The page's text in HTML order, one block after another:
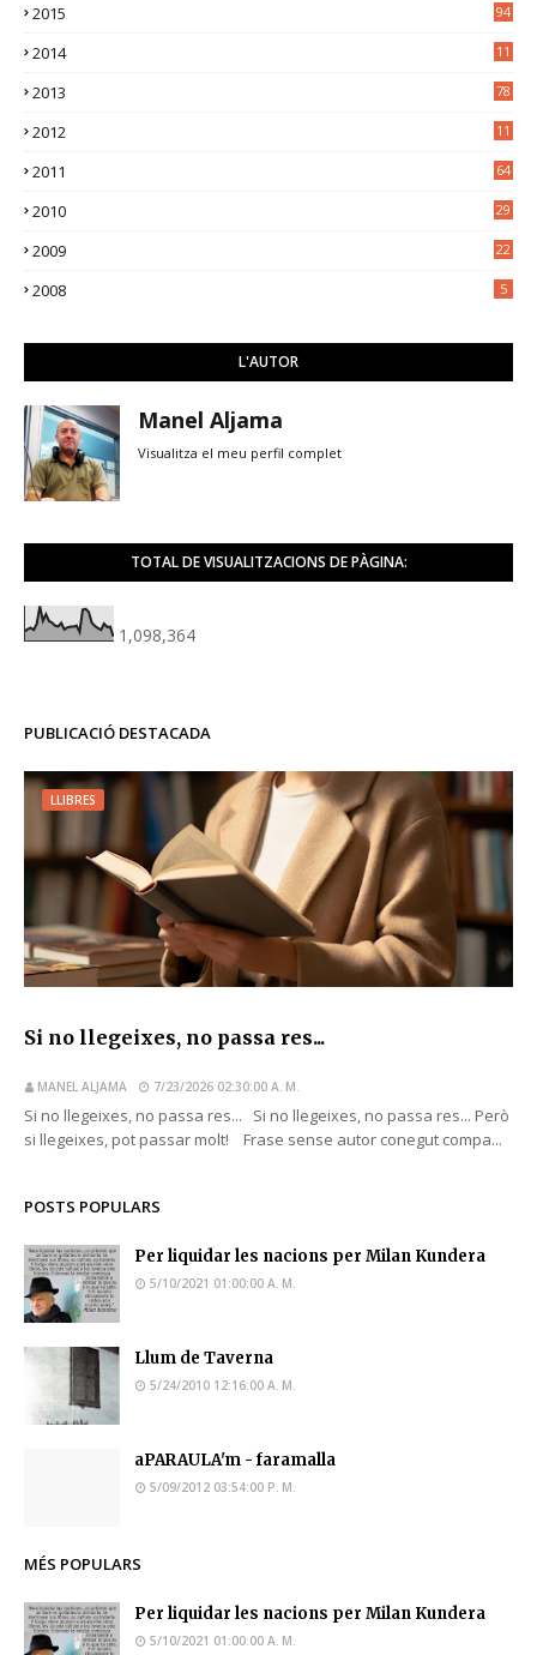
2015 94
2014
11
2013 78
2012
11
2011 64
2010 29
2009 22
2008 5
L'AUTOR
Manel Aljama
Visualitza el meu perfil complet
TOTAL DE VISUALITZACIONS DE PÀGINA:
1,098,364
PUBLICACIÓ DESTACADA
LLIBRES
Si no llegeixes, no passa res...
MANEL ALJAMA 7/23/2026 02:30:00 A. M.
Si no llegeixes, no passa res... Si no llegeixes, no passa res... Però
si llegeixes, pot passar molt! Frase sense autor conegut compa...
POSTS POPULARS
Per liquidar les nacions per Milan Kundera
5/10/2021 01:00:00 A. M.
Llum de Taverna
5/24/2010 12:16:00 A. M.
aPARAULA'm - faramalla
5/09/2012 03:54:00 P. M.
MÉS POPULARS
Per liquidar les nacions per Milan Kundera
5/10/2021 01:00:00 A. M.